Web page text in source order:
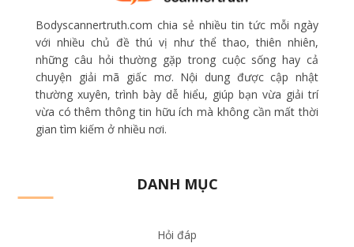
Bodyscannertruth.com chia sẻ nhiều tin tức mỗi ngày
với nhiều chủ đề thú vị như thể thao, thiên nhiên,
những câu hỏi thường gặp trong cuộc sống hay cả
chuyện giải mã giấc mơ. Nội dung được cập nhật
thường xuyên, trình bày dễ hiểu, giúp bạn vừa giải trí
vừa có thêm thông tin hữu ích mà không cần mất thời
gian tìm kiếm ở nhiều nơi.
DANH MỤC
Hỏi đáp